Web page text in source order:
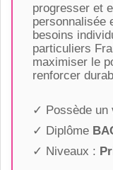
progresser et
personnalisée
besoins
particuliers
maximiser le
renforcer
✓ Possède un
✓ Diplôme
✓ Niveaux :